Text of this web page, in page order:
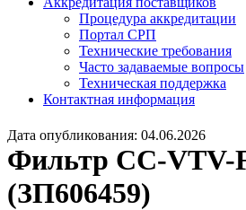
Процедура аккредитации
Портал СРП
Технические требования
Часто задаваемые вопросы
Техническая поддержка
Контактная информация
Дата опубликования: 04.06.2026
Фильтр CC-VTV-
(ЗП606459)